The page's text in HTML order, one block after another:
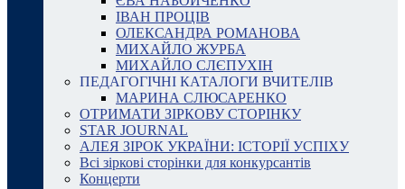
ІВАН ПРОЦІВ
ОЛЕКСАНДРА РОМАНОВА
МИХАЙЛО ЖУРБА
МИХАЙЛО СЛЄПУХІН
ПЕДАГОГІЧНІ КАТАЛОГИ ВЧИТЕЛІВ
МАРИНА СЛЮСАРЕНКО
ОТРИМАТИ ЗІРКОВУ СТОРІНКУ
STAR JOURNAL
АЛЕЯ ЗІРОК УКРАЇНИ: ІСТОРІЇ УСПІХУ
Всі зіркові сторінки для конкурсантів
Концерти